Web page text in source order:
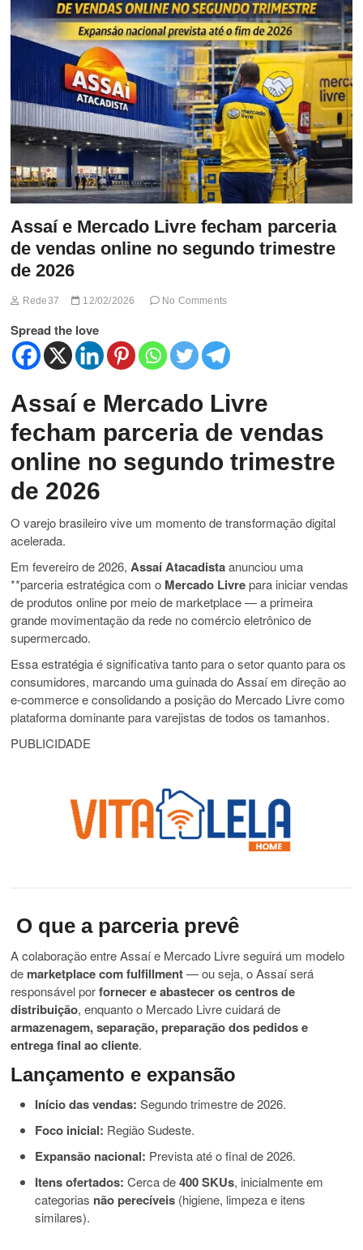
t
o
n
Assaí e Mercado Livre fecham parceria
de vendas online no segundo trimestre
de 2026
Rede37 12/02/2026 No Comments
Spread the love
Assaí e Mercado Livre
fecham parceria de vendas
online no segundo trimestre
de 2026
O varejo brasileiro vive um momento de transformação digital
acelerada.
Em fevereiro de 2026,Assaí Atacadistaanunciou uma
**parceria estratégica com o Mercado Livrepara iniciar vendas
de produtos online por meio de marketplace — a primeira
grande movimentação da rede no comércio eletrônico de
supermercado.
Essa estratégia é significativa tanto para o setor quanto para os
consumidores, marcando uma guinada do Assaí em direção ao
e-commerce e consolidando a posição do Mercado Livre como
plataforma dominante para varejistas de todos os tamanhos.
PUBLICIDADE
O que a parceria prevê
A colaboração entre Assaí e Mercado Livre seguirá um modelo
de marketplace com fulfillment— ou seja, o Assaí será
responsável porfornecer e abastecer os centros de
distribuição, enquanto o Mercado Livre cuidará de
armazenagem, separação, preparação dos pedidos e
entrega final ao cliente.
Lançamento e expansão
Início das vendas: Segundo trimestre de 2026.
Foco inicial: Região Sudeste.
Expansão nacional: Prevista até o final de 2026.
Itens ofertados: Cerca de400 SKUs, inicialmente em
categorias não perecíveis (higiene, limpeza e itens
similares).